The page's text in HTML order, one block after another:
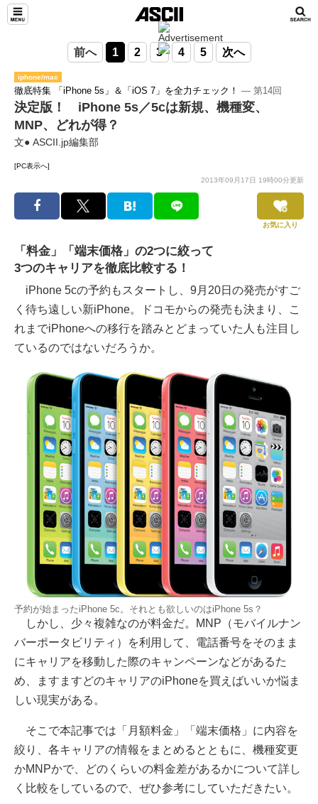
前へ 1 2 3 4 5 次へ
iphone/mac
徹底特集 「iPhone 5s」＆「iOS 7」を全力チェック！ ― 第14回
決定版！ iPhone 5s／5cは新規、機種変、
MNP、どれが得？
文● ASCII.jp編集部
[PC表示へ]
2013年09月17日 19時00分更新
お気に入り
「料金」「端末価格」の2つに絞って
3つのキャリアを徹底比較する！
iPhone 5cの予約もスタートし、9月20日の発売がすご
く待ち遠しい新iPhone。ドコモからの発売も決まり、こ
れまでiPhoneへの移行を踏みとどまっていた人も注目し
ているのではないだろうか。
予約が始まったiPhone 5c。それとも欲しいのはiPhone 5s？
しかし、少々複雑なのが料金だ。MNP（モバイルナン
バーポータビリティ）を利用して、電話番号をそのまま
にキャリアを移動した際のキャンペーンなどがあるた
め、ますますどのキャリアのiPhoneを買えばいいか悩ま
しい現実がある。
そこで本記事では「月額料金」「端末価格」に内容を
絞り、各キャリアの情報をまとめるとともに、機種変更
かMNPかで、どのくらいの料金差があるかについて詳し
く比較をしているので、ぜひ参考にしていただきたい。